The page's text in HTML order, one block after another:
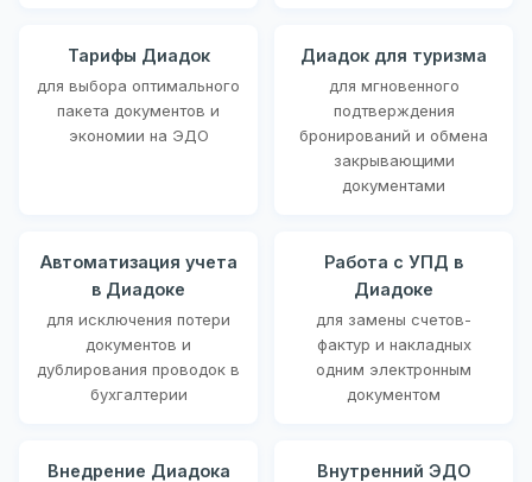
Тарифы Диадок
для выбора оптимального
пакета документов и
экономии на ЭДО
Диадок для туризма
для мгновенного
подтверждения
бронирований и обмена
закрывающими
документами
Автоматизация учета
в Диадоке
для исключения потери
документов и
дублирования проводок в
бухгалтерии
Работа с УПД в
Диадоке
для замены счетов-
фактур и накладных
одним электронным
документом
Внедрение Диадока
Внутренний ЭДО